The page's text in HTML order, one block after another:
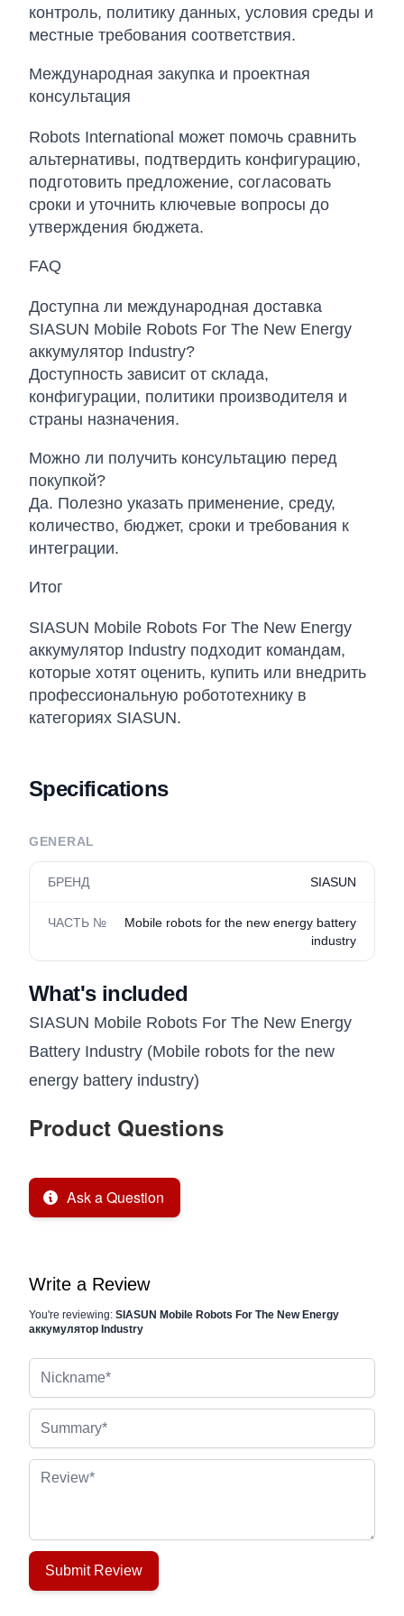
контроль, политику данных, условия среды и
местные требования соответствия.
Международная закупка и проектная
консультация
Robots International может помочь сравнить
альтернативы, подтвердить конфигурацию,
подготовить предложение, согласовать
сроки и уточнить ключевые вопросы до
утверждения бюджета.
FAQ
Доступна ли международная доставка
SIASUN Mobile Robots For The New Energy
аккумулятор Industry?
Доступность зависит от склада,
конфигурации, политики производителя и
страны назначения.
Можно ли получить консультацию перед
покупкой?
Да. Полезно указать применение, среду,
количество, бюджет, сроки и требования к
интеграции.
Итог
SIASUN Mobile Robots For The New Energy
аккумулятор Industry подходит командам,
которые хотят оценить, купить или внедрить
профессиональную робототехнику в
категориях SIASUN.
Specifications
GENERAL
БРЕНД SIASUN
ЧАСТЬ №
Mobile robots for the new energy battery
industry
What's included
SIASUN Mobile Robots For The New Energy
Battery Industry (Mobile robots for the new
energy battery industry)
Product Questions
Ask a Question
Write a Review
You're reviewing: SIASUN Mobile Robots For The New Energy
аккумулятор Industry
Review
Submit Review